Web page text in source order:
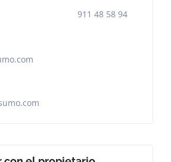
911 48 58 94